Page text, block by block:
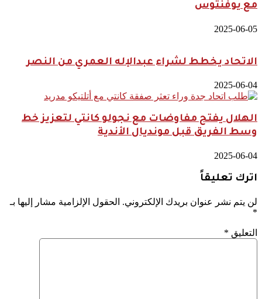
مع يوفنتوس
2025-06-05
الاتحاد يخطط لشراء عبدالإله العمري من النصر
2025-06-04
الهلال يفتح مفاوضات مع نجولو كانتي لتعزيز خط
وسط الفريق قبل مونديال الأندية
2025-06-04
اترك تعليقاً
لن يتم نشر عنوان بريدك الإلكتروني. الحقول الإلزامية مشار إليها بـ
*
التعليق *